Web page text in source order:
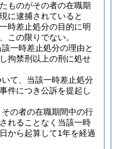
ものがその者の在職期
に逮捕されていると
時差止処分の目的に明
この限りでない。
一時差止処分の理由と
拘禁刑以上の刑に処せ
て、当該一時差止処分
件につき公訴を提起し
の者の在職期間中の行
れることなく当該一時
から起算して1年を経過